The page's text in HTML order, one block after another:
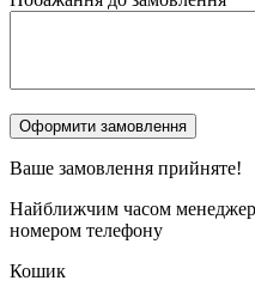
Ваше замовлення прийняте!
Найближчим часом менеджер
номером телефону
Кошик